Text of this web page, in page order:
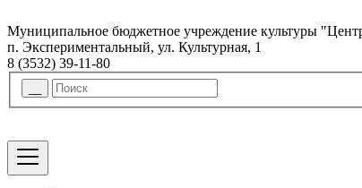
Муниципальное бюджетное учреждение культуры
п. Экспериментальный, ул. Культурная, 1
8 (3532) 39-11-80